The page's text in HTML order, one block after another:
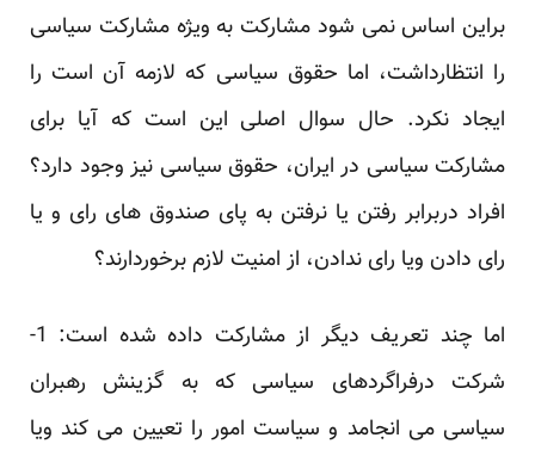
براین اساس نمی شود ‏مشارکت به ویژه مشارکت سیاسی
را انتظارداشت، اما حقوق سیاسی که لازمه آن است را
ایجاد نکرد. حال ‏سوال اصلی این است که آیا برای
مشارکت سیاسی در ایران، حقوق سیاسی نیز وجود دارد؟
افراد دربرابر ‏رفتن یا نرفتن به پای صندوق های رای و یا
رای دادن ویا رای ندادن، از امنیت لازم برخوردارند؟ ‏
اما چند تعریف دیگر از مشارکت داده شده است: 1-
شرکت درفراگردهای سیاسی که به گزینش رهبران
‏سیاسی می انجامد و سیاست امور را تعیین می کند ویا